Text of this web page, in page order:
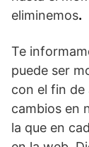
eliminemos.
Te
puede ser
con el fin de
cambios en
la que en